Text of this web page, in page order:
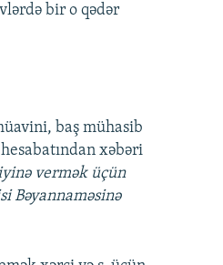
bir o qədər
baş mühasib
xəbəri
vermək üçün
Bəyannaməsinə